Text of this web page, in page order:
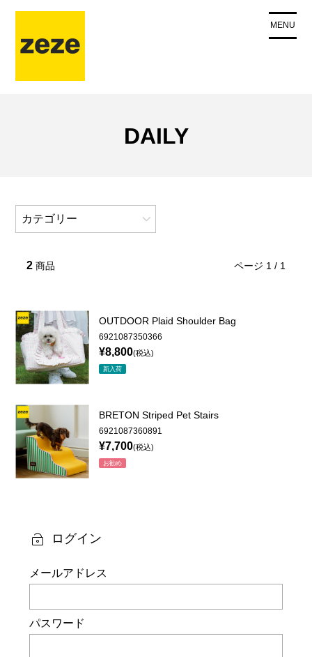
MENU
DAILY
カテゴリー
PICKUP
SCRATCHER
TOYS
BED
DAILY
2 商品 ページ 1 / 1
OUTDOOR Plaid Shoulder Bag
6921087350366
¥8,800(税込)
新入荷
BRETON Striped Pet Stairs
6921087360891
¥7,700(税込)
お勧め
ログイン
メールアドレス
パスワード